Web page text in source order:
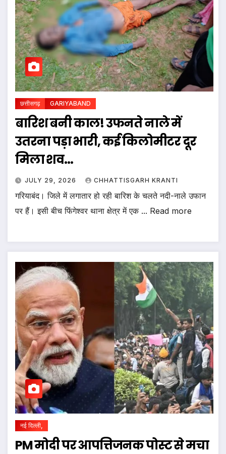
छत्तीसगढ़ GARIYABAND
बारिश बनी काल! उफनते नाले में
उतरना पड़ा भारी, कई किलोमीटर दूर
मिला शव…
JULY 29, 2026 CHHATTISGARH KRANTI
गरियाबंद। जिले में लगातार हो रही बारिश के चलते नदी-नाले उफान
पर हैं। इसी बीच फिंगेश्वर थाना क्षेत्र में एक ... Read more
नई दिल्ली,
PM मोदी पर आपत्तिजनक पोस्ट से मचा